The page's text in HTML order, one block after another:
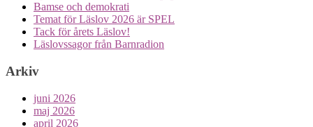
Bamse och demokrati
Temat för Läslov 2026 är SPEL
Tack för årets Läslov!
Läslovssagor från Barnradion
Arkiv
juni 2026
maj 2026
april 2026